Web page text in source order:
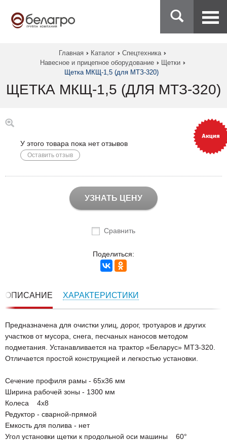
Главная Каталог
Спецтехника
Навесное и прицепное оборудование
Щетки
Щетка МКЩ-1,5 (для МТЗ-320)
ЩЕТКА МКЩ-1,5 (ДЛЯ МТЗ-320)
У этого товара пока нет отзывов
Оставить отзыв
УЗНАТЬ ЦЕНУ
Сравнить
Поделиться:
ОПИСАНИЕ ХАРАКТЕРИСТИКИ
Предназначена для очистки улиц, дорог, тротуаров и других
участков от мусора, снега, песчаных наносов методом
подметания. Устанавливается на трактор «Беларус» МТЗ-320.
Отличается простой конструкцией и легкостью установки.
Сечение профиля рамы - 65х36 мм
Ширина рабочей зоны - 1300 мм
Колеса 4х8
Редуктор - сварной-прямой
Емкость для полива - нет
Угол установки щетки к продольной оси машины 60°